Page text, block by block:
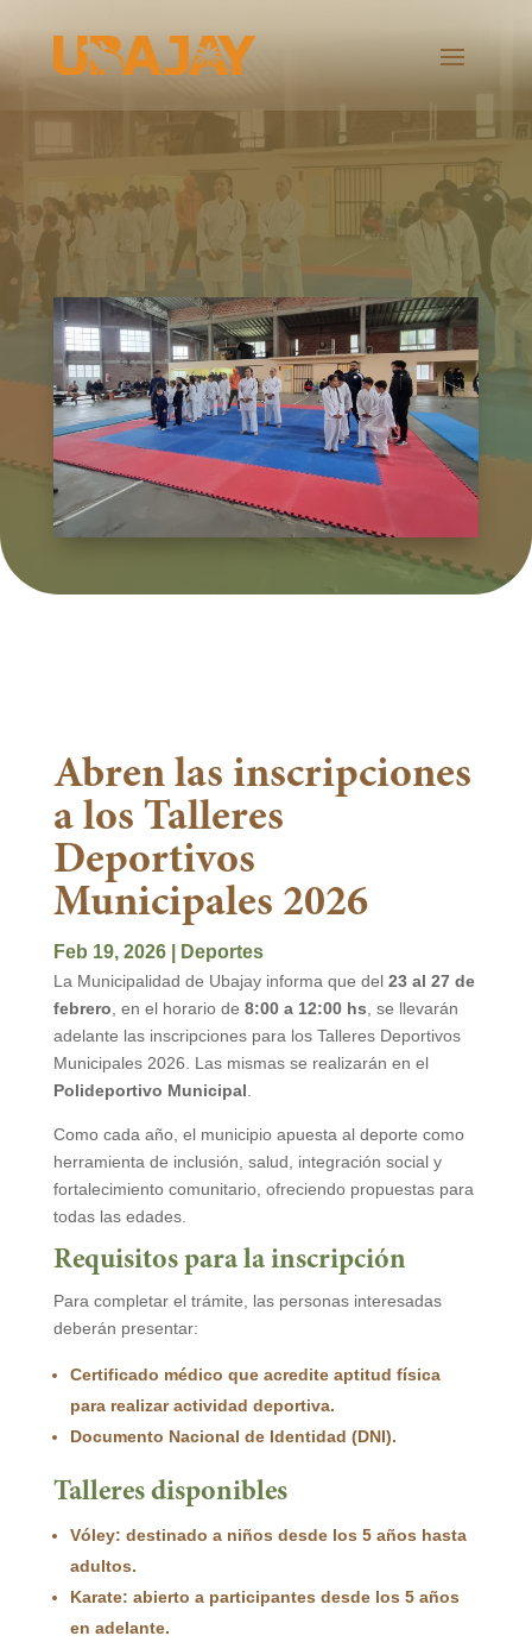
Abren las inscripciones
a los Talleres
Deportivos
Municipales 2026
Feb 19, 2026| Deportes
La Municipalidad de Ubajay informa que del 23 al 27 de
febrero , en el horario de 8:00 a 12:00 hs , se llevarán
adelante las inscripciones para los Talleres Deportivos
Municipales 2026. Las mismas se realizarán en el
Polideportivo Municipal
Como cada año, el municipio apuesta al deporte como
herramienta de inclusión, salud, integración social y
fortalecimiento comunitario, ofreciendo propuestas para
todas las edades.
Requisitos para la inscripción
Para completar el trámite, las personas interesadas
deberán presentar:
Certificado médico que acredite aptitud física
para realizar actividad deportiva.
Documento Nacional de Identidad (DNI).
Talleres disponibles
Vóley: destinado a niños desde los 5 años hasta
adultos.
Karate: abierto a participantes desde los 5 años
en adelante.